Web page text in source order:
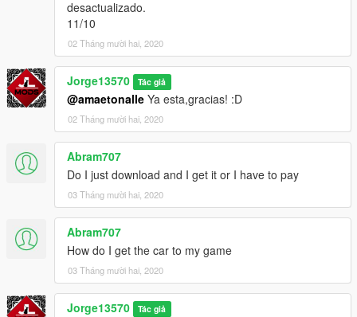
desactualizado.
11/10
02 Tháng mười hai, 2020
Jorge13570 Tác giả
@amaetonalle Ya esta,gracias! :D
02 Tháng mười hai, 2020
Abram707
Do I just download and I get it or I have to pay
03 Tháng mười hai, 2020
Abram707
How do I get the car to my game
03 Tháng mười hai, 2020
Jorge13570 Tác giả